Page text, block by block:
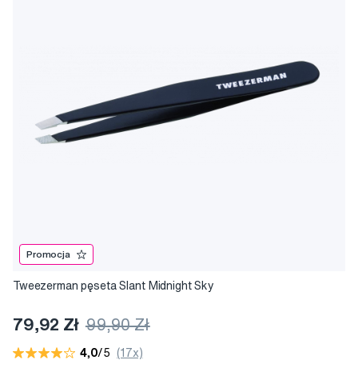
Promocja
Tweezerman pęseta Slant Midnight Sky
79,92 Zł 99,90 Zł
4,0/5 (17x)